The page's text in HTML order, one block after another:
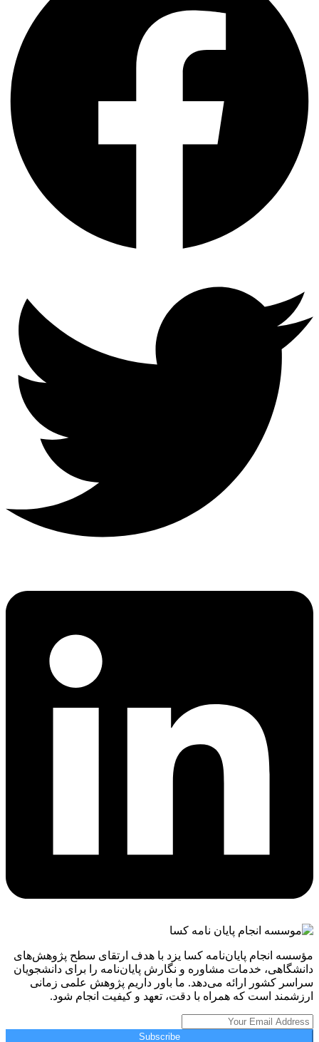
مؤسسه انجام پایان‌نامه کسا یزد با هدف ارتقای سطح پژوهش‌های
دانشگاهی، خدمات مشاوره و نگارش پایان‌نامه را برای دانشجویان
سراسر کشور ارائه می‌دهد. ما باور داریم پژوهش علمی زمانی
ارزشمند است که همراه با دقت، تعهد و کیفیت انجام شود.
Subscribe